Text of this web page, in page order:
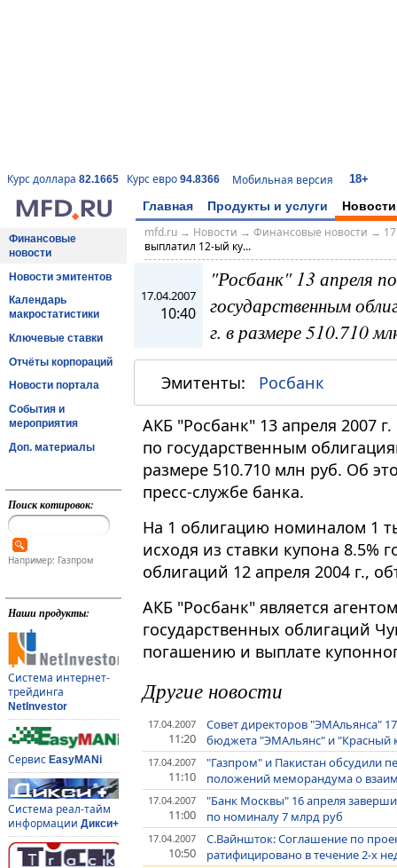
Курс доллара 82.1665 Курс евро 94.8366 Мобильная версия 18+
Главная Продукты и услуги Новости
Финансовые
новости
Новости эмитентов
Календарь
макростатистики
Ключевые ставки
Отчёты корпораций
Новости портала
События и
мероприятия
Доп. материалы
Поиск котировок:
Например: Газпром
Наши продукты:
Система интернет-
трейдинга
NetInvestor
Сервис EasyMANi
Система реал-тайм
информации Дикси+
mfd.ru→ Новости → Финансовые новости →
выплатил 12-ый ку...
17.04.2007
10:40
"Росбанк" 13 апреля
государственным
г. в размере 510.710
Эмитенты: Росбанк
АКБ "Росбанк" 13 апреля 2007
по государственным
размере 510.710 млн руб. Об
пресс-службе банка.
На 1 облигацию номиналом 1
исходя из ставки купона 8.5%
облигаций 12 апреля 2004 г.,
АКБ "Росбанк" является
государственных облигаций
погашению и выплате
Другие новости
17.04.2007
11:20
Совет директоров "ЭМАльянса"
бюджета "ЭМАльянс" и "Красный
17.04.2007
11:10
"Газпром" и Пакистан обсудили
положений меморандума о
17.04.2007
11:00
"Банк Москвы" 16 апреля
по номиналу 7 млрд руб
17.04.2007
10:50
С.Вайншток: Соглашение по
ратифицировано в течение 2-х